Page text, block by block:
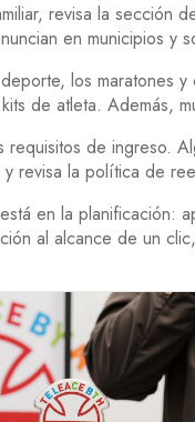
revisa la sección
en municipios y
los maratones
de atleta. Además,
de ingreso.
revisa la política de
en la planificación:
al alcance de un